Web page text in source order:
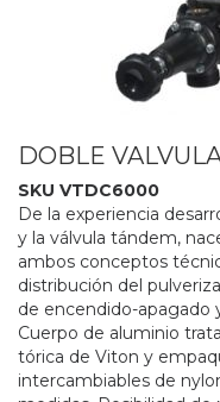
DOBLE
SKU VTDC6000
De la experiencia
y la válvula tándem,
ambos conceptos
distribución del
de encendido-apagado
Cuerpo de aluminio
tórica de Viton y
intercambiables de